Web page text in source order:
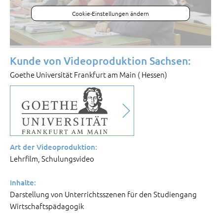
Cookie-Einstellungen ändern
Kunde von Videoproduktion Sachsen:
Goethe Universität Frankfurt am Main ( Hessen)
Art der Videoproduktion:
Lehrfilm, Schulungsvideo
Inhalte:
Darstellung von Unterrichtsszenen für den Studiengang
Wirtschaftspädagogik